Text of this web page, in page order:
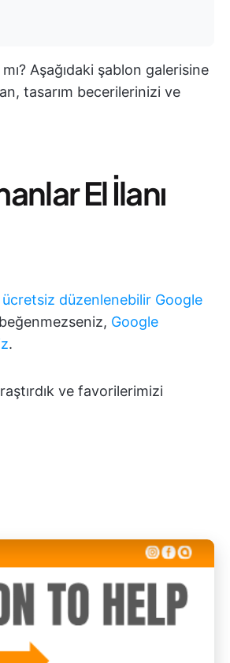
Aşağıdaki şablon galerisine
tasarım becerilerinizi ve
El İlanı
ücretsiz düzenlenebilir Google
Google
.
ve favorilerimizi